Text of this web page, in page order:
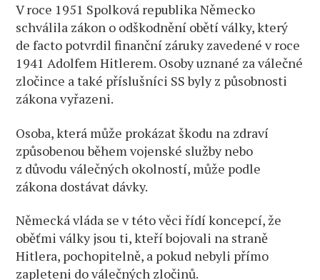
V roce 1951 Spolková republika Německo
schválila zákon o odškodnění obětí války, který
de facto potvrdil finanční záruky zavedené v roce
1941 Adolfem Hitlerem. Osoby uznané za válečné
zločince a také příslušníci SS byly z působnosti
zákona vyřazeni.
Osoba, která může prokázat škodu na zdraví
způsobenou během vojenské služby nebo
z důvodu válečných okolností, může podle
zákona dostávat dávky.
Německá vláda se v této věci řídí koncepcí, že
oběťmi války jsou ti, kteří bojovali na straně
Hitlera, pochopitelně, a pokud nebyli přímo
zapleteni do válečných zločinů.